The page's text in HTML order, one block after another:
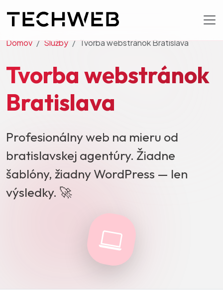
Domov Služby Tvorba webstránok Bratislava
Tvorba webstránok
Bratislava
Profesionálny web na mieru od
bratislavskej agentúry. Žiadne
šablóny, žiadny WordPress — len
výsledky. 🚀